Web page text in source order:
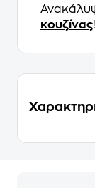
κουζίνας!